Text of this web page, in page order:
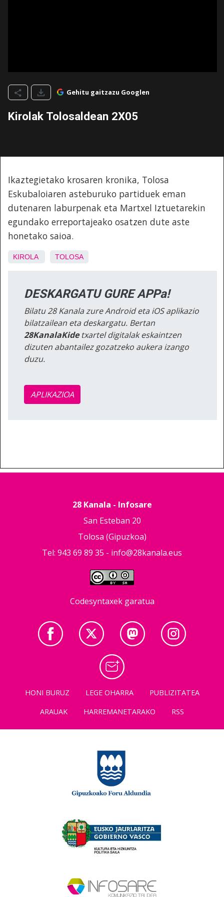
Gehitu gaitzazu Googlen
Kirolak Tolosaldean 2X05
Ikaztegietako krosaren kronika, Tolosa
Eskubaloiaren asteburuko partiduek eman
dutenaren laburpenak eta Martxel Iztuetarekin
egundako erreportajeako osatzen dute aste
honetako saioa.
KIROLA TOLOSA
DESKARGATU GURE APPa!
Bilatu 28 Kanala zure Android eta iOS aplikazio
bilatzailean eta deskargatu. Bertan
28KanalaKidetxartel digitalak eskaintzen
dizuten abantailez gozatzeko aukera izango
duzu.
APLIKAZIOA
28 Kanala - Infosare
San Esteban 20
Tolosa (Gipuzkoa)
Tel: 943 69 89 35 - info@28kanala.eus
Codesyntaxek garatua
HONI BURUZ LEGE OHARRA
PUBLIZITATEA
ARAUAK
HARREMANETARAKO RSS